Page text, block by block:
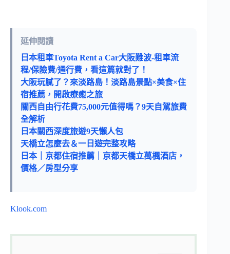
延伸閱讀
日本租車Toyota Rent a Car大阪難波-租車流
程/保險費/通行費，看這篇就對了！
大阪玩膩了？來淡路島！淡路島景點×美食×住
宿推薦，開啟療癒之旅
關西自由行花費75,000元值得嗎？9天自駕旅費
全解析
日本關西深度旅遊9天懶人包
天橋立怎麼去＆一日遊完整攻略
日本｜京都住宿推薦｜京都天橋立萬楓酒店，
價格／房型分享
Klook.com